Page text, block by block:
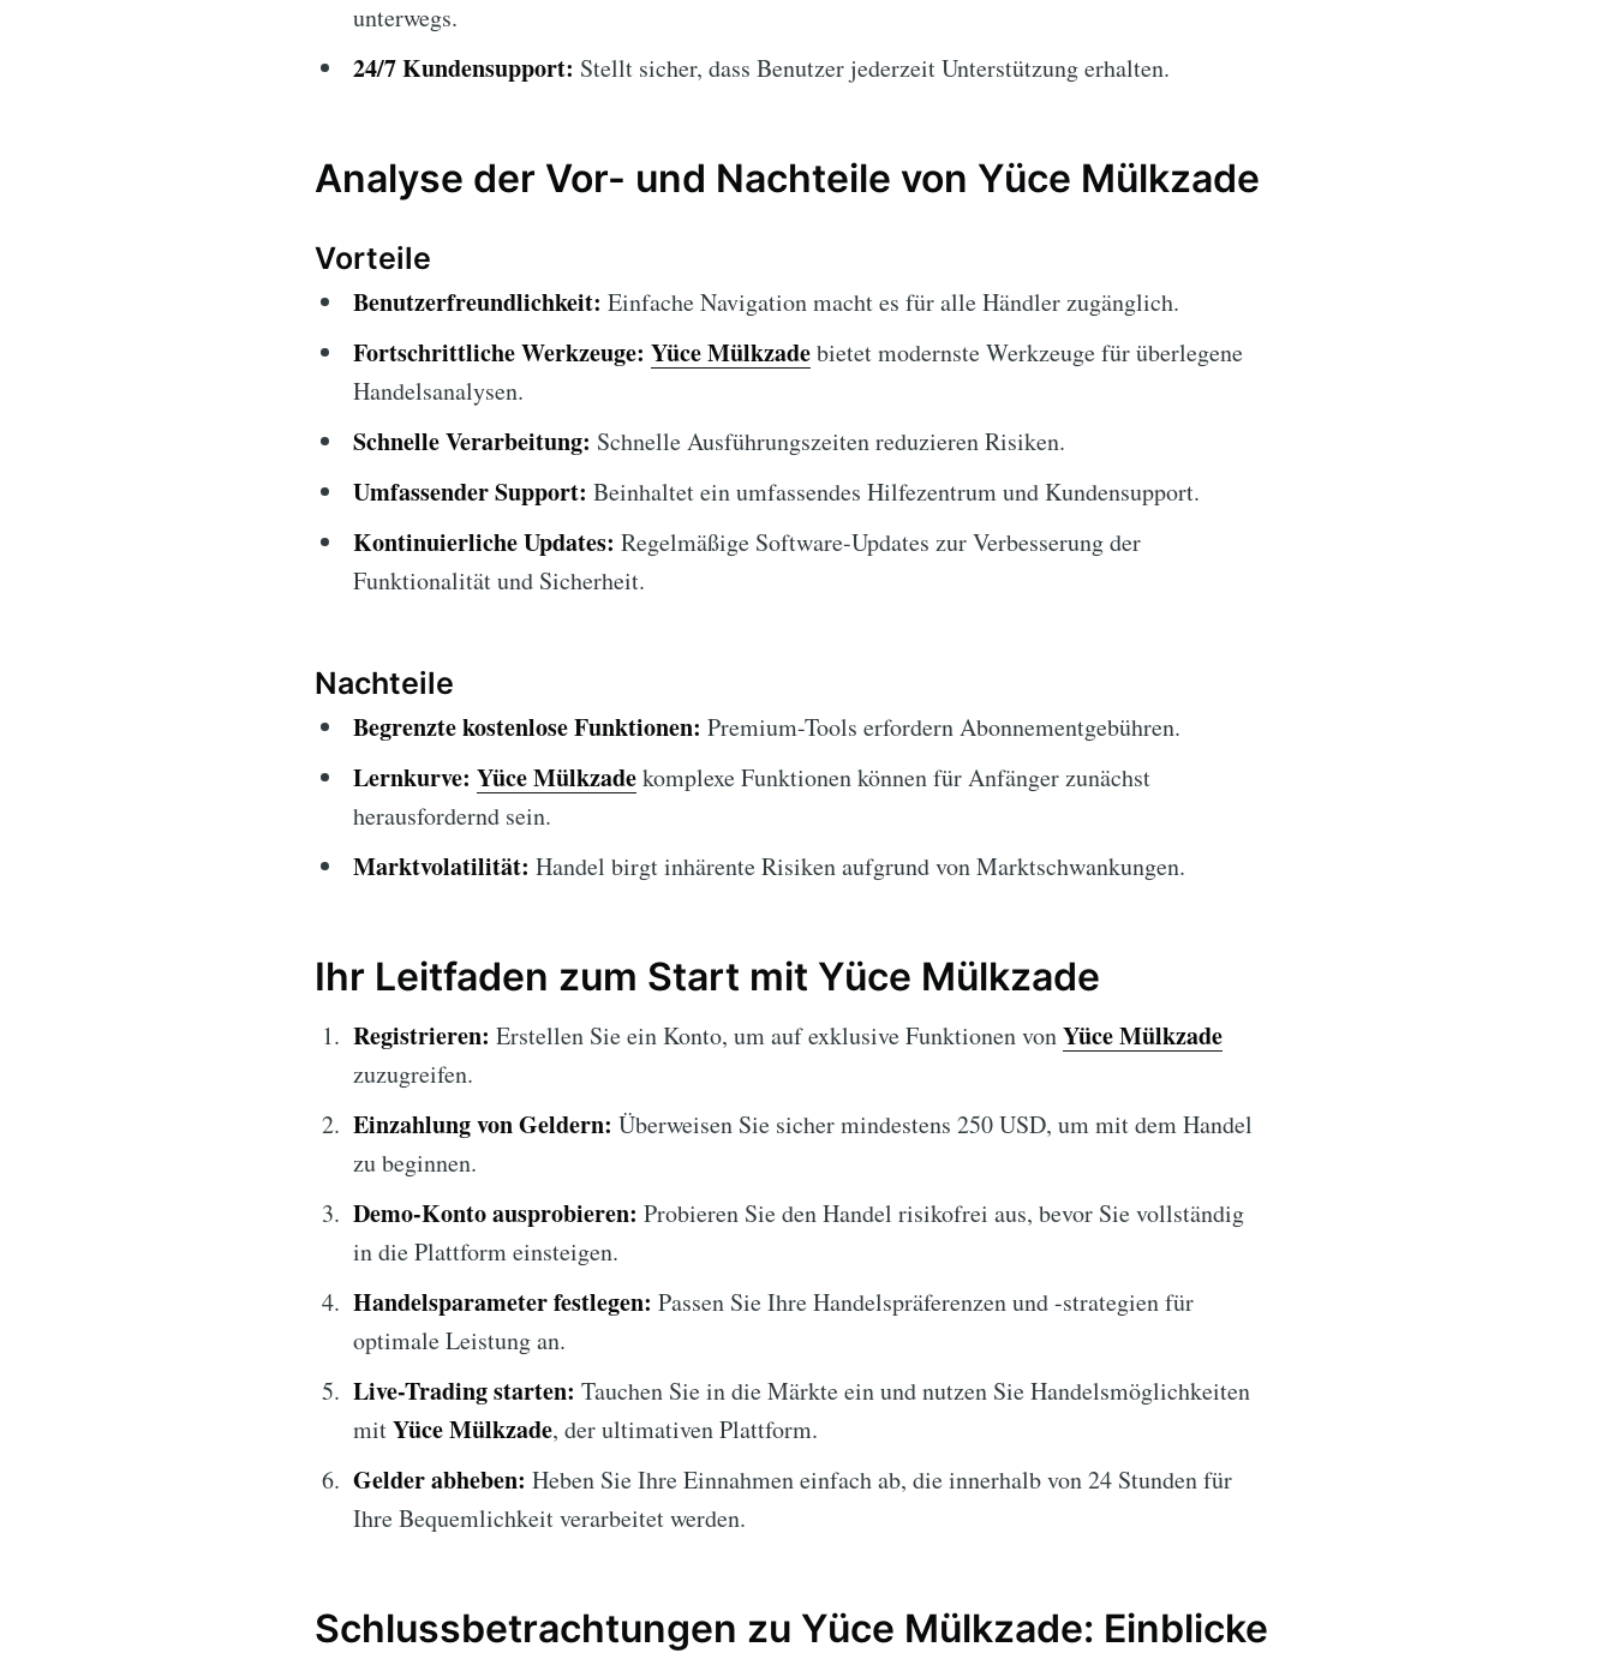
unterwegs.
24/7 Kundensupport: Stellt sicher, dass Benutzer jederzeit Unterstützung erhalten.
Analyse der Vor- und Nachteile von Yüce Mülkzade
Vorteile
Benutzerfreundlichkeit: Einfache Navigation macht es für alle Händler zugänglich.
Fortschrittliche Werkzeuge: Yüce Mülkzadebietet modernste Werkzeuge für überlegene
Handelsanalysen.
Schnelle Verarbeitung: Schnelle Ausführungszeiten reduzieren Risiken.
Umfassender Support: Beinhaltet ein umfassendes Hilfezentrum und Kundensupport.
Kontinuierliche Updates: Regelmäßige Software-Updates zur Verbesserung der
Funktionalität und Sicherheit.
Nachteile
Begrenzte kostenlose Funktionen: Premium-Tools erfordern Abonnementgebühren.
Lernkurve: Yüce Mülkzadekomplexe Funktionen können für Anfänger zunächst
herausfordernd sein.
Marktvolatilität: Handel birgt inhärente Risiken aufgrund von Marktschwankungen.
Ihr Leitfaden zum Start mit Yüce Mülkzade
Registrieren: Erstellen Sie ein Konto, um auf exklusive Funktionen vonYüce Mülkzade
zuzugreifen.
Einzahlung von Geldern: Überweisen Sie sicher mindestens 250 USD, um mit dem Handel
zu beginnen.
Demo-Konto ausprobieren: Probieren Sie den Handel risikofrei aus, bevor Sie vollständig
in die Plattform einsteigen.
Handelsparameter festlegen: Passen Sie Ihre Handelspräferenzen und -strategien für
optimale Leistung an.
Live-Trading starten: Tauchen Sie in die Märkte ein und nutzen Sie Handelsmöglichkeiten
mitYüce Mülkzade, der ultimativen Plattform.
Gelder abheben: Heben Sie Ihre Einnahmen einfach ab, die innerhalb von 24 Stunden für
Ihre Bequemlichkeit verarbeitet werden.
Schlussbetrachtungen zu Yüce Mülkzade: Einblicke